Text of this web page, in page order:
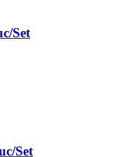
Set
Set